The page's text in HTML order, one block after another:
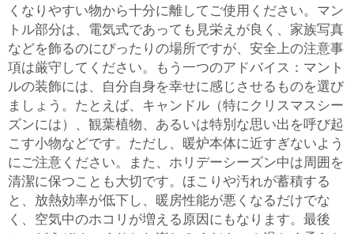
くなりやすい物から十分に離してご使用ください。マン
トル部分は、電気式であっても見栄えが良く、家族写真
などを飾るのにぴったりの場所ですが、安全上の注意事
項は厳守してください。もう一つのアドバイス：マント
ルの装飾には、自分自身を幸せに感じさせるものを選び
ましょう。たとえば、キャンドル（特にクリスマスシー
ズンには）、観葉植物、あるいは特別な思い出を呼び起
こす小物などです。ただし、暖炉本体に近すぎないよう
にご注意ください。また、ホリデーシーズン中は周囲を
清潔に保つことも大切です。ほこりや汚れが蓄積する
と、放熱効率が低下し、暖房性能が悪くなるだけでな
く、空気中のホコリが増える原因にもなります。最後